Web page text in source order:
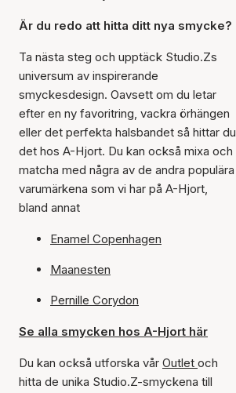
Är du redo att hitta ditt nya smycke?
Ta nästa steg och upptäck Studio.Zs
universum av inspirerande
smyckesdesign. Oavsett om du letar
efter en ny favoritring, vackra örhängen
eller det perfekta halsbandet så hittar du
det hos A-Hjort. Du kan också mixa och
matcha med några av de andra populära
varumärkena som vi har på A-Hjort,
bland annat
Enamel Copenhagen
Maanesten
Pernille Corydon
Se alla smycken hos A-Hjort här
Du kan också utforska vår Outlet och
hitta de unika Studio.Z-smyckena till